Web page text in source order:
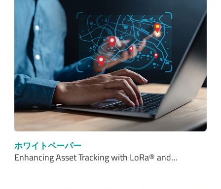
ホワイトペーパー
Enhancing Asset Tracking with LoRa® and…